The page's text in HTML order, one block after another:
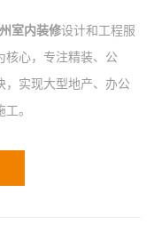
室内装修设计和工程服
核心，专注精装、公
，实现大型地产、办公
。